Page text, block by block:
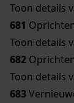
Toon details
681
Toon details
682
Toon details
683